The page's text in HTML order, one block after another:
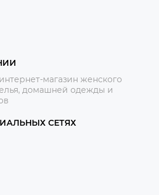
магазин женского
домашней одежды и
СЕТЯХ